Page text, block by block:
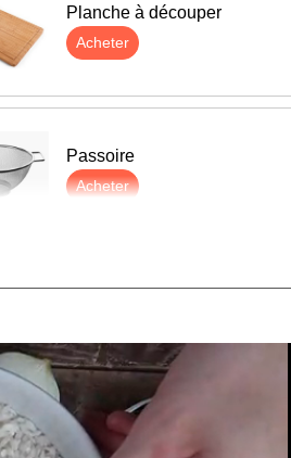
Planche à découper
Acheter
Passoire
Acheter